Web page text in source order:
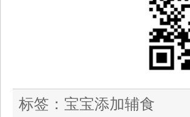
标签： 宝宝添加辅食